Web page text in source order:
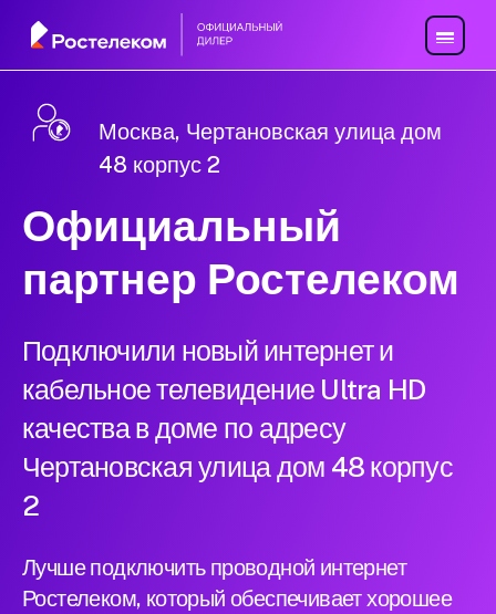
Москва, Чертановская улица дом
48 корпус 2
Официальный
партнер Ростелеком
Подключили новый интернет и
кабельное телевидение Ultra HD
качества в доме по адресу
Чертановская улица дом 48 корпус
2
Лучше подключить проводной интернет
Ростелеком, который обеспечивает хорошее